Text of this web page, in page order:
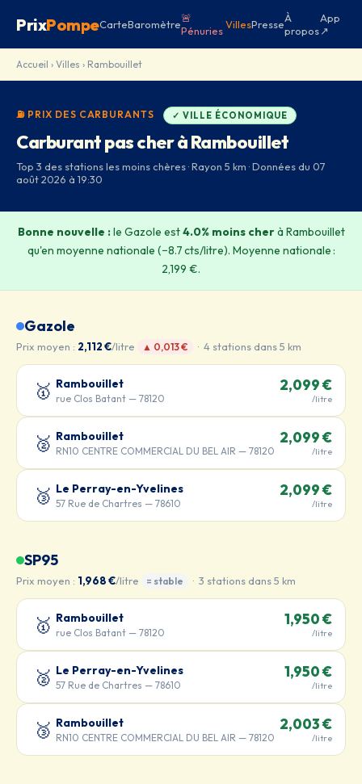
PrixPompeCarteBaromètre🚨
Pénuries VillesPresseÀ
propos
App
↗
Accueil › Villes › Rambouillet
⛽ PRIX DES CARBURANTS ✓ VILLE ÉCONOMIQUE
Carburant pas cher à Rambouillet
Top 3 des stations les moins chères · Rayon 5 km · Données du 07
août 2026 à 19:30
Bonne nouvelle :le Gazole est4.0% moins cherà Rambouillet
qu'en moyenne nationale (−8.7 cts/litre). Moyenne nationale :
2,199 €.
Gazole
Prix moyen : 2,112 €/litre ▲ 0,013 € · 4 stations dans 5 km
🥇 Rambouillet
rue Clos Batant — 78120
2,099 €
/litre
🥈 Rambouillet
RN10 CENTRE COMMERCIAL DU BEL AIR — 78120
2,099 €
/litre
🥉 Le Perray-en-Yvelines
57 Rue de Chartres — 78610
2,099 €
/litre
SP95
Prix moyen : 1,968 €/litre = stable · 3 stations dans 5 km
🥇 Rambouillet
rue Clos Batant — 78120
1,950 €
/litre
🥈 Le Perray-en-Yvelines
57 Rue de Chartres — 78610
1,950 €
/litre
🥉 Rambouillet
RN10 CENTRE COMMERCIAL DU BEL AIR — 78120
2,003 €
/litre